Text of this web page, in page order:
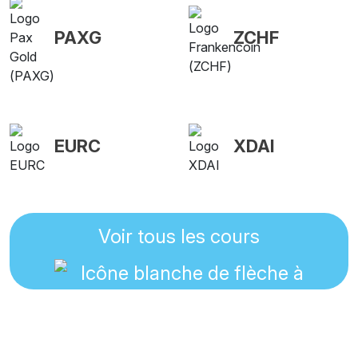
PAXG ZCHF
EURC XDAI
Voir tous les cours